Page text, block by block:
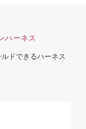
ハーネス
ドできるハーネス